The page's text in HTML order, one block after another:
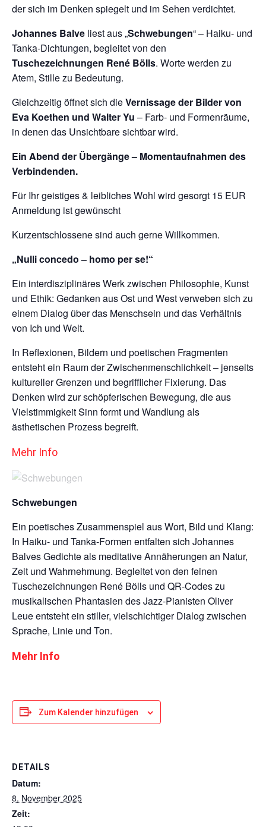
der sich im Denken spiegelt und im Sehen verdichtet.
Johannes Balve liest aus „Schwebungen“ – Haiku- und
Tanka-Dichtungen, begleitet von den
Tuschezeichnungen René Bölls. Worte werden zu
Atem, Stille zu Bedeutung.
Gleichzeitig öffnet sich dieVernissage der Bilder von
Eva Koethen und Walter Yu – Farb- und Formenräume,
in denen das Unsichtbare sichtbar wird.
Ein Abend der Übergänge – Momentaufnahmen des
Verbindenden.
Für Ihr geistiges & leibliches Wohl wird gesorgt 15 EUR
Anmeldung ist gewünscht
Kurzentschlossene sind auch gerne Willkommen.
„Nulli concedo – homo per se!“
Ein interdisziplinäres Werk zwischen Philosophie, Kunst
und Ethik: Gedanken aus Ost und West verweben sich zu
einem Dialog über das Menschsein und das Verhältnis
von Ich und Welt.
In Reflexionen, Bildern und poetischen Fragmenten
entsteht ein Raum der Zwischenmenschlichkeit – jenseits
kultureller Grenzen und begrifflicher Fixierung. Das
Denken wird zur schöpferischen Bewegung, die aus
Vielstimmigkeit Sinn formt und Wandlung als
ästhetischen Prozess begreift.
Mehr Info
Schwebungen
Ein poetisches Zusammenspiel aus Wort, Bild und Klang:
In Haiku- und Tanka-Formen entfalten sich Johannes
Balves Gedichte als meditative Annäherungen an Natur,
Zeit und Wahrnehmung. Begleitet von den feinen
Tuschezeichnungen René Bölls und QR-Codes zu
musikalischen Phantasien des Jazz-Pianisten Oliver
Leue entsteht ein stiller, vielschichtiger Dialog zwischen
Sprache, Linie und Ton.
Mehr Info
Zum Kalender hinzufügen
DETAILS
Datum:
8. November 2025
Zeit: